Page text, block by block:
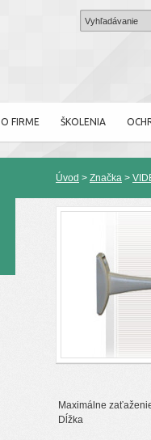
O FIRME ŠKOLENIA
Úvod > Značka >
Maximálne